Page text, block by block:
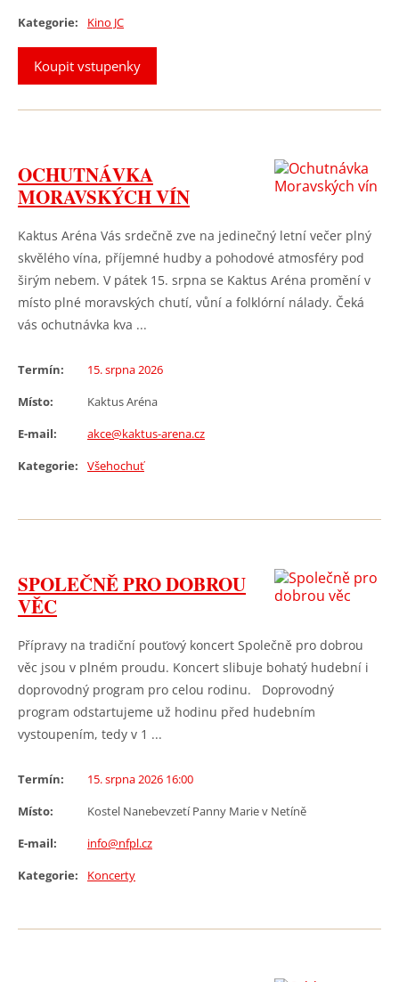
Kategorie:
Kino JC
Koupit vstupenky
OCHUTNÁVKA
MORAVSKÝCH VÍN
Kaktus Aréna Vás srdečně zve na jedinečný letní večer plný
skvělého vína, příjemné hudby a pohodové atmosféry pod
širým nebem. V pátek 15. srpna se Kaktus Aréna promění v
místo plné moravských chutí, vůní a folklórní nálady. Čeká
vás ochutnávka kva ...
Termín:
15. srpna 2026
Místo:
Kaktus Aréna
E-mail:
akce@kaktus-arena.cz
Kategorie:
Všehochuť
SPOLEČNĚ PRO DOBROU
VĚC
Přípravy na tradiční pouťový koncert Společně pro dobrou
věc jsou v plném proudu. Koncert slibuje bohatý hudební i
doprovodný program pro celou rodinu. Doprovodný
program odstartujeme už hodinu před hudebním
vystoupením, tedy v 1 ...
Termín:
15. srpna 2026 16:00
Místo:
Kostel Nanebevzetí Panny Marie v Netíně
E-mail:
info@nfpl.cz
Kategorie:
Koncerty